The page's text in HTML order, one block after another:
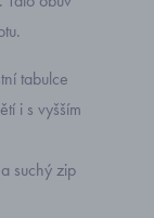
tabulce
i s vyšším
suchý zip